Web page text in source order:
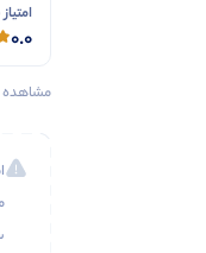
امتیاز 0 خریدار
0.0